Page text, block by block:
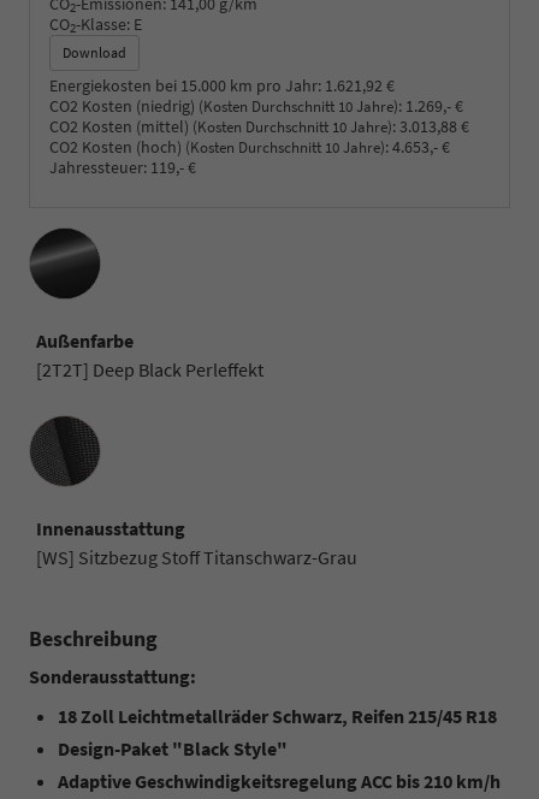
2
CO2-Klasse: E
Download
Energiekosten bei 15.000 km pro Jahr: 1.621,92 €
CO2 Kosten (niedrig) (Kosten Durchschnitt 10 Jahre): 1.269,- €
CO2 Kosten (mittel) (Kosten Durchschnitt 10 Jahre):3.013,88 €
CO2 Kosten (hoch) (Kosten Durchschnitt 10 Jahre):4.653,- €
Jahressteuer: 119,- €
Außenfarbe
[2T2T] Deep Black Perleffekt
Innenausstattung
Innenausstattung
[WS] Sitzbezug Stoff Titanschwarz-Grau
Beschreibung
Sonderausstattung:
18 Zoll Leichtmetallräder Schwarz, Reifen 215/45 R18
Design-Paket "Black Style"
Adaptive Geschwindigkeitsregelung ACC bis 210 km/h